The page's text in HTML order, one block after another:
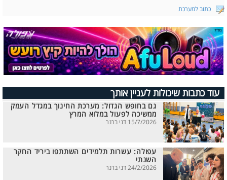
כתוב למערכת
עוד כתבות שיכולות לעניין אותך
גם בחופש הגדול: מערכת החינוך במגדל העמק
ממשיכה לפעול במלוא המרץ
15/7/2026 דני ברנר
עפולה: עשרות תלמידים השתתפו ביריד החקר
השנתי
24/2/2026 דני ברנר